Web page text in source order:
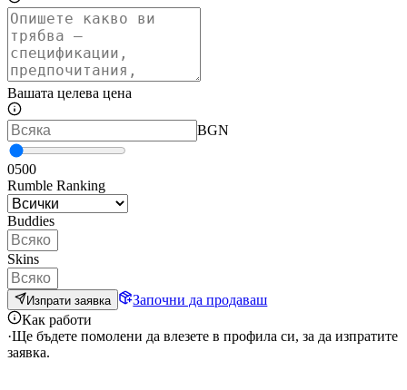
Вашата целева цена
BGN
0500
Rumble Ranking
Buddies
Skins
Изпрати заявка
Започни да продаваш
Как работи
·Ще бъдете помолени да влезете в профила си, за да изпратите
заявка.